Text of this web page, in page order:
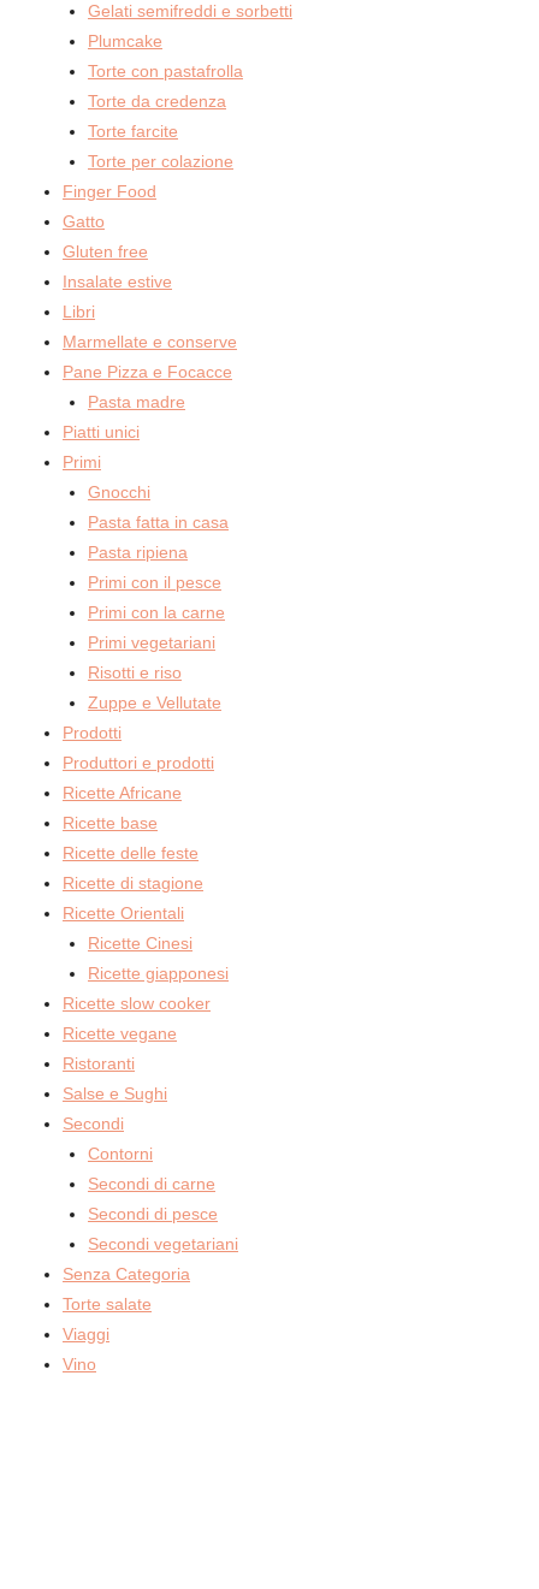
Gelati semifreddi e sorbetti
Plumcake
Torte con pastafrolla
Torte da credenza
Torte farcite
Torte per colazione
Finger Food
Gatto
Gluten free
Insalate estive
Libri
Marmellate e conserve
Pane Pizza e Focacce
Pasta madre
Piatti unici
Primi
Gnocchi
Pasta fatta in casa
Pasta ripiena
Primi con il pesce
Primi con la carne
Primi vegetariani
Risotti e riso
Zuppe e Vellutate
Prodotti
Produttori e prodotti
Ricette Africane
Ricette base
Ricette delle feste
Ricette di stagione
Ricette Orientali
Ricette Cinesi
Ricette giapponesi
Ricette slow cooker
Ricette vegane
Ristoranti
Salse e Sughi
Secondi
Contorni
Secondi di carne
Secondi di pesce
Secondi vegetariani
Senza Categoria
Torte salate
Viaggi
Vino